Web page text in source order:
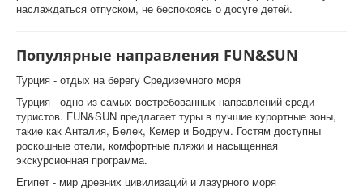
наслаждаться отпуском, не беспокоясь о досуге детей.
Популярные направления FUN&SUN
Турция - отдых на берегу Средиземного моря
Турция - одно из самых востребованных направлений среди
туристов. FUN&SUN предлагает туры в лучшие курортные зоны,
такие как Анталия, Белек, Кемер и Бодрум. Гостям доступны
роскошные отели, комфортные пляжи и насыщенная
экскурсионная программа.
Египет - мир древних цивилизаций и лазурного моря